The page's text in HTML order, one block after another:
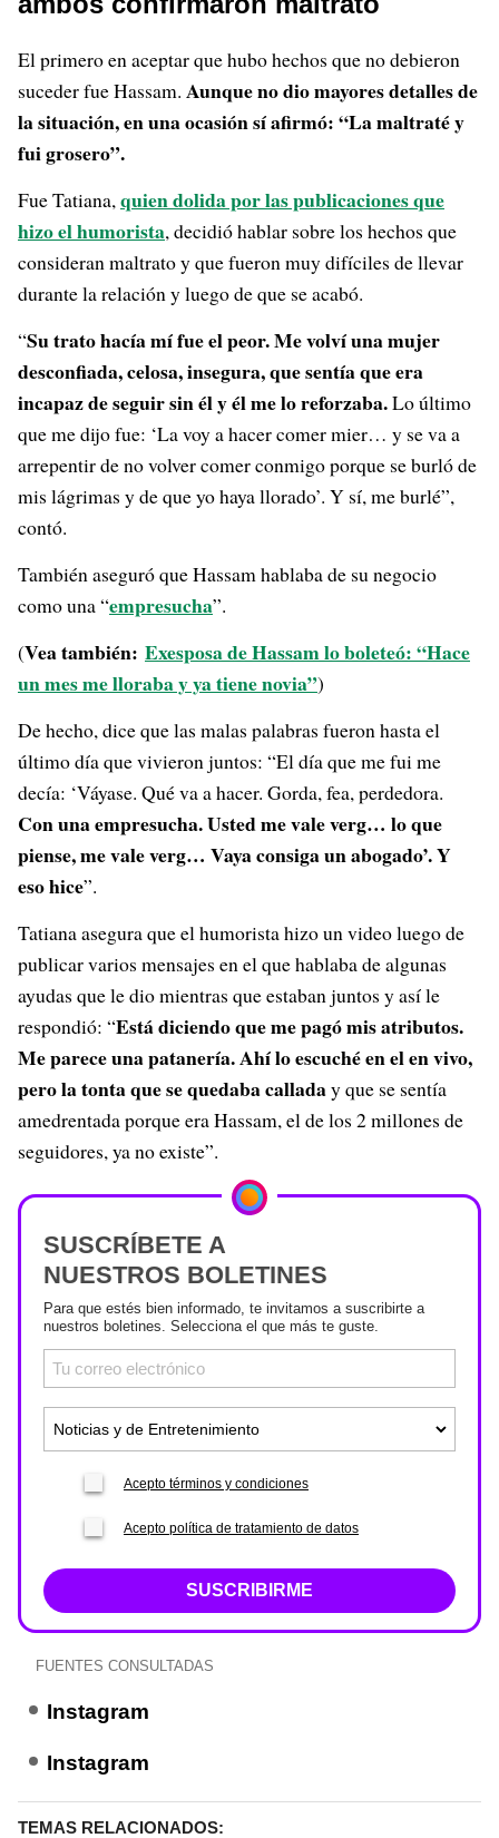
El primero en aceptar que hubo hechos que no debieron
suceder fue Hassam. Aunque no dio mayores detalles de
la situación, en una ocasión sí afirmó: “La maltraté y
fui grosero”.
Fue Tatiana,quien dolida por las publicaciones que
hizo el humorista, decidió hablar sobre los hechos que
consideran maltrato y que fueron muy difíciles de llevar
durante la relación y luego de que se acabó.
“Su trato hacía mí fue el peor. Me volví una mujer
desconfiada, celosa, insegura, que sentía que era
incapaz de seguir sin él y él me lo reforzaba.Lo último
que me dijo fue: ‘La voy a hacer comer mier… y se va a
arrepentir de no volver comer conmigo porque se burló de
mis lágrimas y de que yo haya llorado’. Y sí, me burlé”,
contó.
También aseguró que Hassam hablaba de su negocio
como una “empresucha”.
(Vea también: Exesposa de Hassam lo boleteó: “Hace
un mes me lloraba y ya tiene novia”)
De hecho, dice que las malas palabras fueron hasta el
último día que vivieron juntos: “El día que me fui me
decía: ‘Váyase. Qué va a hacer. Gorda, fea, perdedora.
Con una empresucha. Usted me vale verg… lo que
piense, me vale verg… Vaya consiga un abogado’. Y
eso hice”.
Tatiana asegura que el humorista hizo un video luego de
publicar varios mensajes en el que hablaba de algunas
ayudas que le dio mientras que estaban juntos y así le
respondió: “Está diciendo que me pagó mis atributos.
Me parece una patanería. Ahí lo escuché en el en vivo,
pero la tonta que se quedaba calladay que se sentía
amedrentada porque era Hassam, el de los 2 millones de
seguidores, ya no existe”.
SUSCRÍBETE A
NUESTROS BOLETINES
Para que estés bien informado, te invitamos a suscribirte a
nuestros boletines. Selecciona el que más te guste.
Acepto términos y condiciones
Acepto política de tratamiento de datos
SUSCRIBIRME
FUENTES CONSULTADAS
Instagram
Instagram
TEMAS RELACIONADOS: